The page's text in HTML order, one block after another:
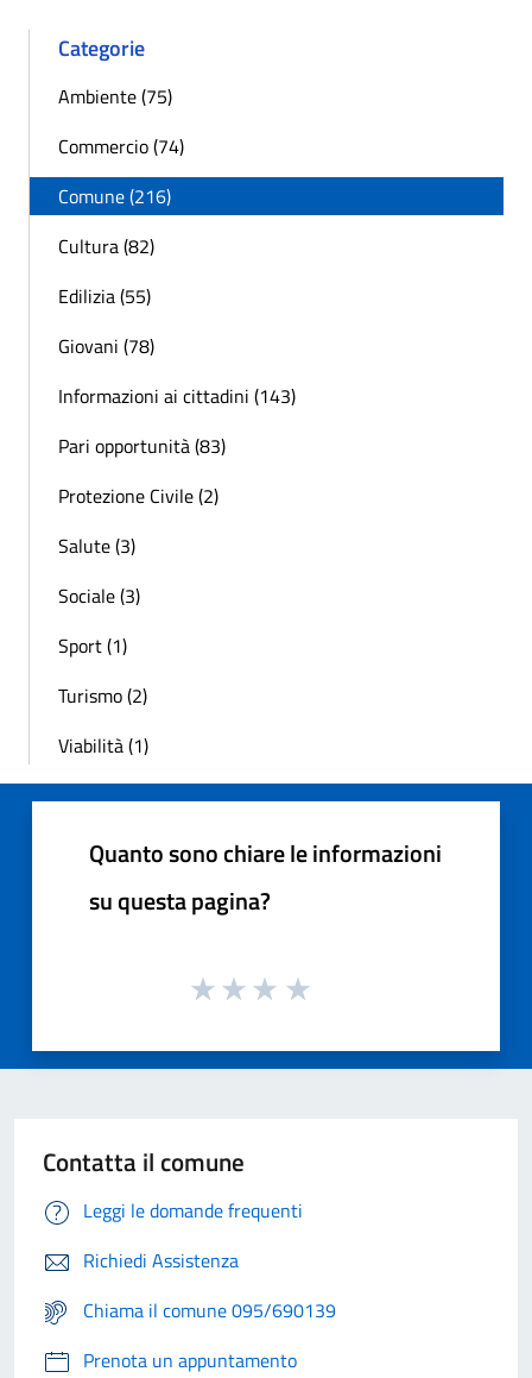
Categorie
Ambiente (75)
Commercio (74)
Comune (216)
Cultura (82)
Edilizia (55)
Giovani (78)
Informazioni ai cittadini (143)
Pari opportunità (83)
Protezione Civile (2)
Salute (3)
Sociale (3)
Sport (1)
Turismo (2)
Viabilità (1)
Quanto sono chiare le informazioni
su questa pagina?
Contatta il comune
Leggi le domande frequenti
Richiedi Assistenza
Chiama il comune 095/690139
Prenota un appuntamento